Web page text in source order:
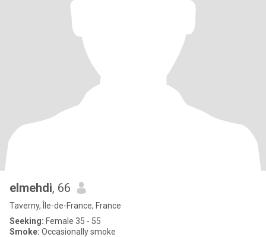
elmehdi, 66
Taverny, Île-de-France, France
Seeking: Female 35 - 55
Smoke: Occasionally smoke